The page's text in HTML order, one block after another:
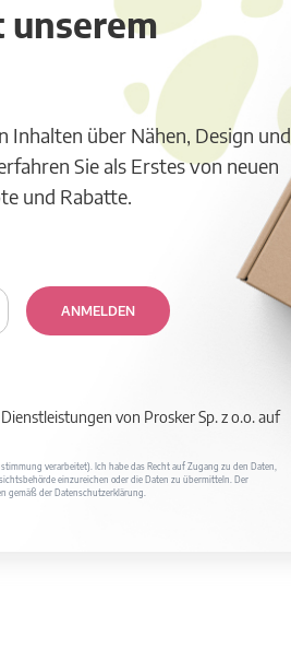
unserem
Inhalten über Nähen, Design und
Sie als Erstes von neuen
und Rabatte.
ANMELDEN
von Prosker Sp. z o.o. auf
verarbeitet). Ich habe das Recht auf Zugang zu den Daten,
einzureichen oder die Daten zu übermitteln. Der
gemäß der Datenschutzerklärung.